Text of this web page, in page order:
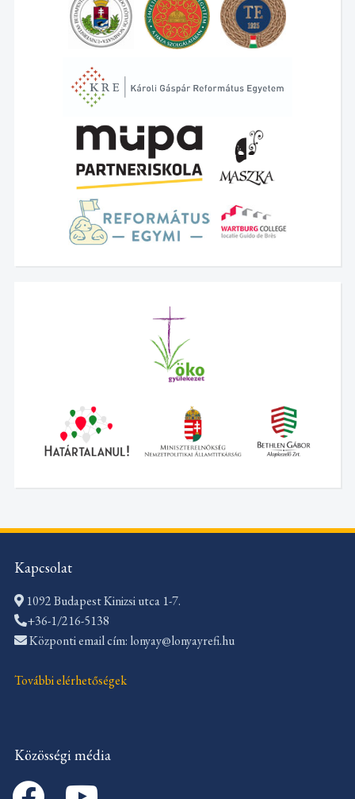
Kapcsolat
1092 Budapest Kinizsi utca 1-7.
+36-1/216-5138
Központi email cím: lonyay@lonyayrefi.hu
További elérhetőségek
Közösségi média
facebook youtube